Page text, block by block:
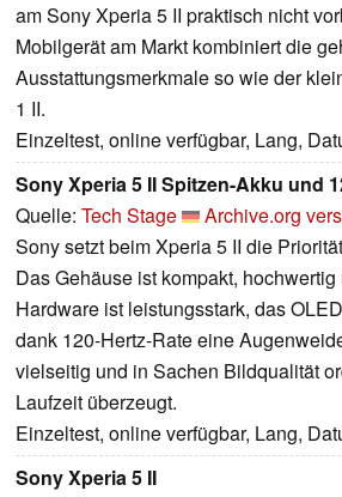
am Sony Xperia 5 II praktisch nicht
Mobilgerät am Markt kombiniert die
Ausstattungsmerkmale so wie der
1 II.
Einzeltest, online verfügbar, Lang,
Sony Xperia 5 II Spitzen-Akku und
Quelle: Tech Stage
Archive.org
Sony setzt beim Xperia 5 II die
Das Gehäuse ist kompakt,
Hardware ist leistungsstark, das
dank 120-Hertz-Rate eine
vielseitig und in Sachen Bildqualität
Laufzeit überzeugt.
Einzeltest, online verfügbar, Lang,
Sony Xperia 5 II